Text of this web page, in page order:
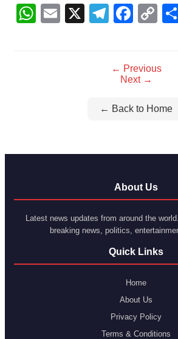
WhatsApp
Email
X Telegram
← Previous
Next →
← Back to Home
About Us
Latest news updates from around the
breaking news, politics,
Quick Links
Home
About Us
Privacy Policy
Terms & Conditions